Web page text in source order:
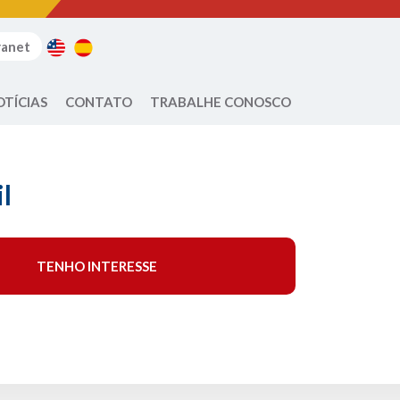
CONTATO TRABALHE CONOSCO
TENHO INTERESSE